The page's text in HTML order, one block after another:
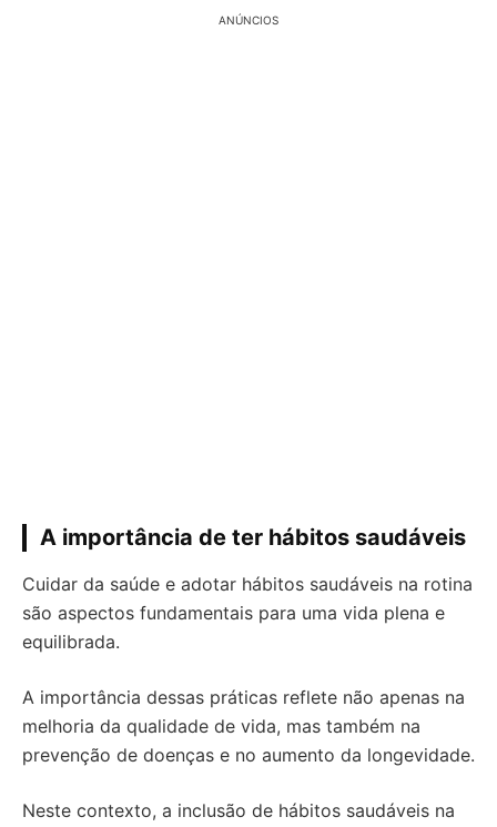
ANÚNCIOS
A importância de ter hábitos saudáveis
Cuidar da saúde e adotar hábitos saudáveis na rotina
são aspectos fundamentais para uma vida plena e
equilibrada.
A importância dessas práticas reflete não apenas na
melhoria da qualidade de vida, mas também na
prevenção de doenças e no aumento da longevidade.
Neste contexto, a inclusão de hábitos saudáveis na